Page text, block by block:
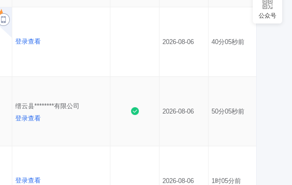
登录查看 2026-08-06 40分05秒前
缙云县********有限公司
登录查看
2026-08-06 50分05秒前
登录查看 2026-08-06 1时05分前
公众号